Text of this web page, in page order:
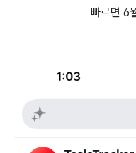
빠르면 6